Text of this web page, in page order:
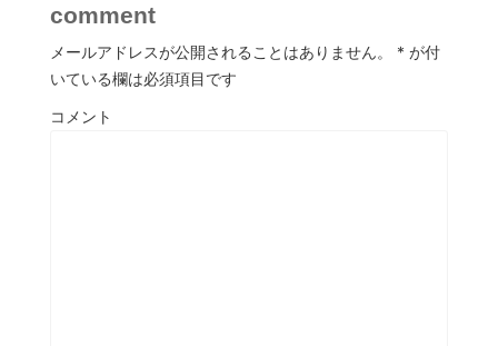
comment
メールアドレスが公開されることはありません。 * が付
いている欄は必須項目です
コメント